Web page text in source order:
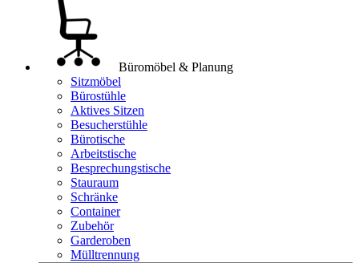
Büromöbel & Planung
Sitzmöbel
Bürostühle
Aktives Sitzen
Besucherstühle
Bürotische
Arbeitstische
Besprechungstische
Stauraum
Schränke
Container
Zubehör
Garderoben
Mülltrennung